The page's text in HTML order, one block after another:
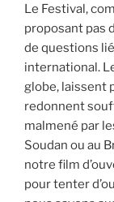
Le Festival,
proposant pas
de questions
international.
globe, laissent
redonnent
malmené par
Soudan ou au
notre film
pour tenter